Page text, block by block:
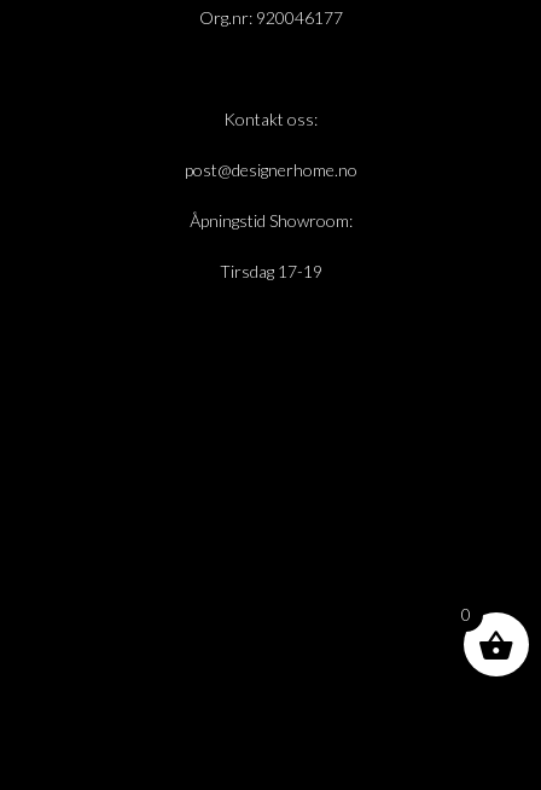
Org.nr: 920046177
Kontakt oss:
post@designerhome.no
Åpningstid Showroom:
Tirsdag 17-19
0